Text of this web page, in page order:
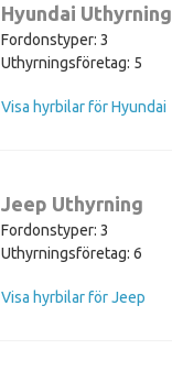
Hyundai Uthyrning
Fordonstyper: 3
Uthyrningsföretag: 5
Visa hyrbilar för Hyundai
Jeep Uthyrning
Fordonstyper: 3
Uthyrningsföretag: 6
Visa hyrbilar för Jeep